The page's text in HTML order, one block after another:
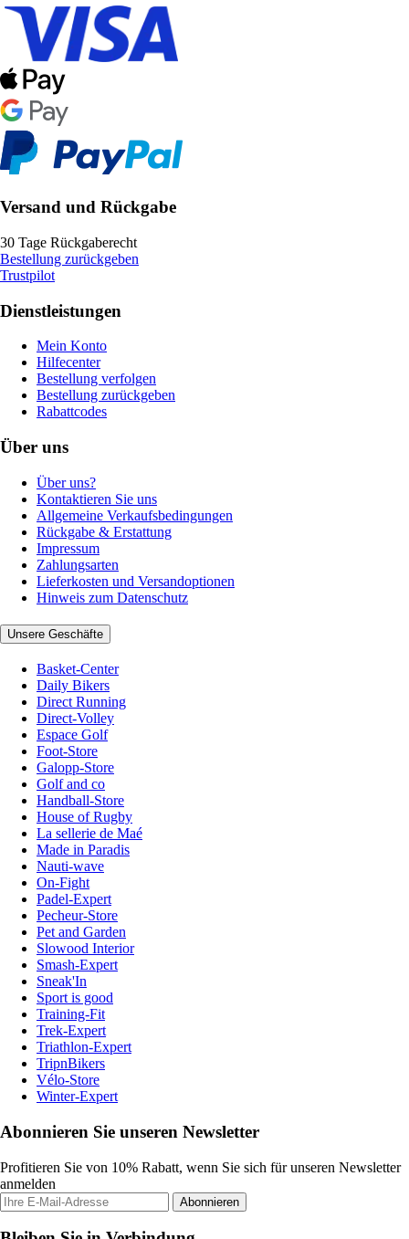
Versand und Rückgabe
30 Tage Rückgaberecht
Bestellung zurückgeben
Trustpilot
Dienstleistungen
Mein Konto
Hilfecenter
Bestellung verfolgen
Bestellung zurückgeben
Rabattcodes
Über uns
Über uns?
Kontaktieren Sie uns
Allgemeine Verkaufsbedingungen
Rückgabe & Erstattung
Impressum
Zahlungsarten
Lieferkosten und Versandoptionen
Hinweis zum Datenschutz
Unsere Geschäfte
Basket-Center
Daily Bikers
Direct Running
Direct-Volley
Espace Golf
Foot-Store
Galopp-Store
Golf and co
Handball-Store
House of Rugby
La sellerie de Maé
Made in Paradis
Nauti-wave
On-Fight
Padel-Expert
Pecheur-Store
Pet and Garden
Slowood Interior
Smash-Expert
Sneak'In
Sport is good
Training-Fit
Trek-Expert
Triathlon-Expert
TripnBikers
Vélo-Store
Winter-Expert
Abonnieren Sie unseren Newsletter
Profitieren Sie von 10% Rabatt, wenn Sie sich für unseren Newsletter
anmelden
Abonnieren